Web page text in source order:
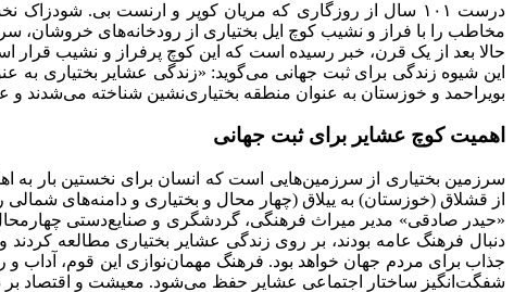
درست ۱۰۱ سال از روزگاری که مریان کوپر و ارنست بی.
مخاطب را با فراز و نشیب کوچ ایل بختیاری از رودخانه‌های خروشان،
حالا بعد از یک قرن، خبر رسیده است که این کوچ پرفراز و نشیب
این شیوه زندگی برای ثبت جهانی می‌گوید: «زندگی عشایر بختیاری به
بویراحمد و خوزستان به عنوان منطقه بختیاری‌نشین شناخته می‌شدند و
اهمیت کوچ عشایر برای ثبت جهانی
سرزمین بختیاری از سرزمین‌هایی است که انسان برای نخستین بار به
از قشلاق (خوزستان) به ییلاق (چهار محال و بختیاری و دامنه‌های
«حیدر صادقی» مدیر میراث فرهنگی، گردشگری و صنایع‌دستی
دنبال فرهنگ عامه بودند، بر روی زندگی عشایر بختیاری مطالعه
جذاب برای مردم جهان خواهد بود. فرهنگ مهمان‌نوازی این قوم،
شفگت‌انگیز ساختار اجتماعی عشایر حفظ می‌شود. معیشت و اقتصاد